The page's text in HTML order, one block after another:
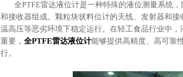
全PTFE雷达液位计是一种特殊的液位测量系统
和接收器组成。颗粒块状料位计的天线、发射器和
温高压等恶劣环境下稳定运行。在轻工食品行业中
重要， 全PTFE雷达液位计能够提供高精度、高可靠
行。